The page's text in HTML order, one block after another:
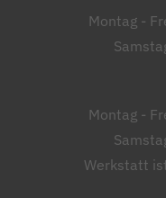
Montag -
Montag -
Werkstatt